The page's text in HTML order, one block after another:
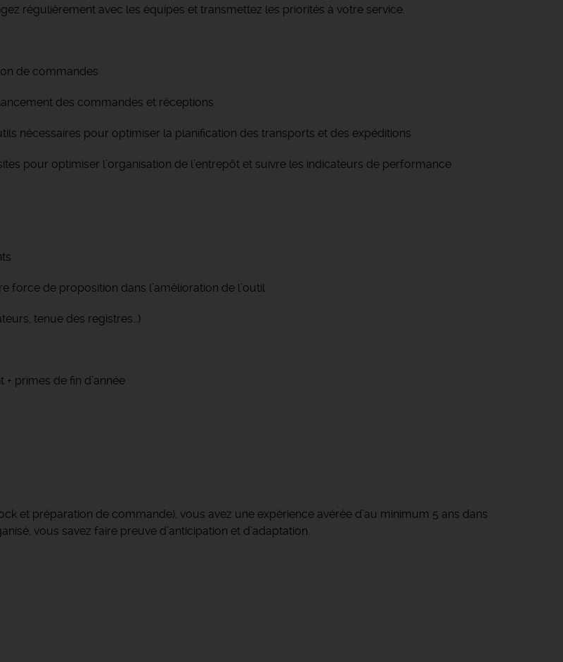
régulièrement avec les équipes et transmettez les priorités à votre service.
de commandes
des commandes et réceptions
nécessaires pour optimiser la planification des transports et des expéditions
pour optimiser l’organisation de l’entrepôt et suivre les indicateurs de performance
force de proposition dans l’amélioration de l’outil
tenue des registres…)
primes de fin d’année
et préparation de commande), vous avez une expérience avérée d’au minimum 5 ans dans
vous savez faire preuve d’anticipation et d’adaptation.